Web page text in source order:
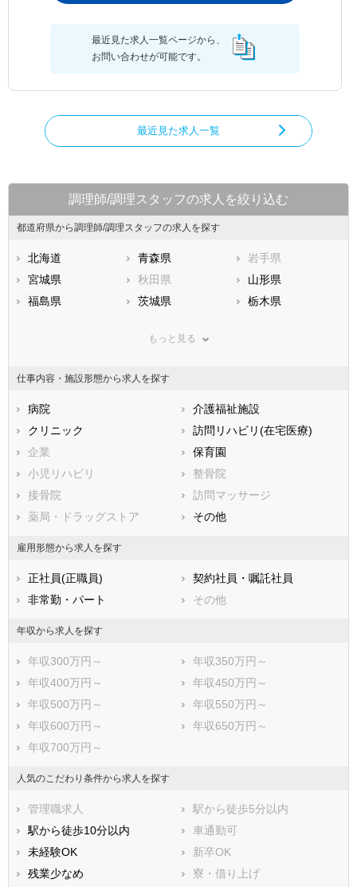
最近見た求人一覧ページから、
お問い合わせが可能です。
最近見た求人一覧
調理師/調理スタッフの求人を絞り込む
都道府県から調理師/調理スタッフの求人を探す
北海道 青森県
岩手県
宮城県
秋田県
山形県
福島県
茨城県
栃木県
神奈川県
石川県
福井県
静岡県
三重県
滋賀県
大阪府
兵庫県
鳥取県
広島県
徳島県
香川県
愛媛県
鹿児島県
もっと見る
仕事内容・施設形態から求人を探す
病院
介護福祉施設
クリニック
訪問リハビリ(在宅医療)
企業
保育園
小児リハビリ
整骨院
接骨院
訪問マッサージ
薬局・ドラッグストア
その他
雇用形態から求人を探す
正社員(正職員)
契約社員・嘱託社員
非常勤・パート
その他
年収から求人を探す
年収300万円～
年収350万円～
年収400万円～
年収450万円～
年収500万円～
年収550万円～
年収600万円～
年収650万円～
年収700万円～
人気のこだわり条件から求人を探す
管理職求人
駅から徒歩5分以内
駅から徒歩10分以内
車通勤可
未経験OK
新卒OK
残業少なめ
寮・借り上げ